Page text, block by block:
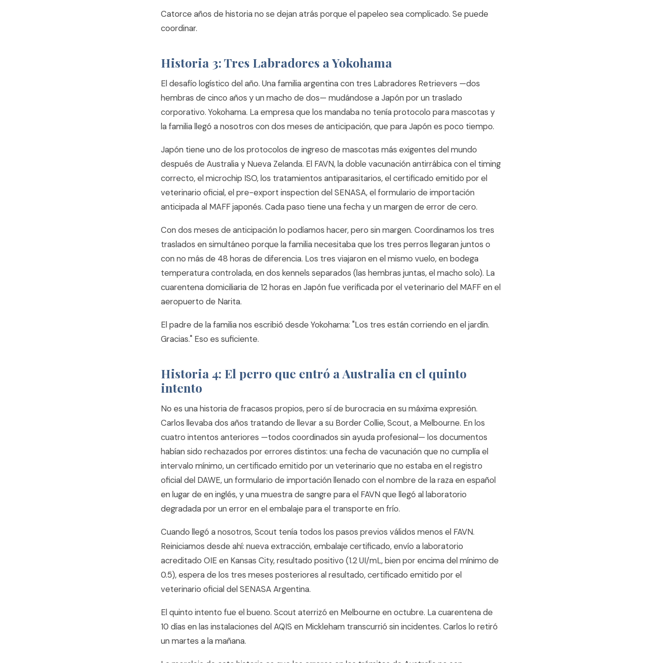
Catorce años de historia no se dejan atrás porque el papeleo sea complicado. Se puede
coordinar.
Historia 3: Tres Labradores a Yokohama
El desafío logístico del año. Una familia argentina con tres Labradores Retrievers —dos
hembras de cinco años y un macho de dos— mudándose a Japón por un traslado
corporativo. Yokohama. La empresa que los mandaba no tenía protocolo para mascotas y
la familia llegó a nosotros con dos meses de anticipación, que para Japón es poco tiempo.
Japón tiene uno de los protocolos de ingreso de mascotas más exigentes del mundo
después de Australia y Nueva Zelanda. El FAVN, la doble vacunación antirrábica con el timing
correcto, el microchip ISO, los tratamientos antiparasitarios, el certificado emitido por el
veterinario oficial, el pre-export inspection del SENASA, el formulario de importación
anticipada al MAFF japonés. Cada paso tiene una fecha y un margen de error de cero.
Con dos meses de anticipación lo podíamos hacer, pero sin margen. Coordinamos los tres
traslados en simultáneo porque la familia necesitaba que los tres perros llegaran juntos o
con no más de 48 horas de diferencia. Los tres viajaron en el mismo vuelo, en bodega
temperatura controlada, en dos kennels separados (las hembras juntas, el macho solo). La
cuarentena domiciliaria de 12 horas en Japón fue verificada por el veterinario del MAFF en el
aeropuerto de Narita.
El padre de la familia nos escribió desde Yokohama: "Los tres están corriendo en el jardín.
Gracias." Eso es suficiente.
Historia 4: El perro que entró a Australia en el quinto
intento
No es una historia de fracasos propios, pero sí de burocracia en su máxima expresión.
Carlos llevaba dos años tratando de llevar a su Border Collie, Scout, a Melbourne. En los
cuatro intentos anteriores —todos coordinados sin ayuda profesional— los documentos
habían sido rechazados por errores distintos: una fecha de vacunación que no cumplía el
intervalo mínimo, un certificado emitido por un veterinario que no estaba en el registro
oficial del DAWE, un formulario de importación llenado con el nombre de la raza en español
en lugar de en inglés, y una muestra de sangre para el FAVN que llegó al laboratorio
degradada por un error en el embalaje para el transporte en frío.
Cuando llegó a nosotros, Scout tenía todos los pasos previos válidos menos el FAVN.
Reiniciamos desde ahí: nueva extracción, embalaje certificado, envío a laboratorio
acreditado OIE en Kansas City, resultado positivo (1.2 UI/mL, bien por encima del mínimo de
0.5), espera de los tres meses posteriores al resultado, certificado emitido por el
veterinario oficial del SENASA Argentina.
El quinto intento fue el bueno. Scout aterrizó en Melbourne en octubre. La cuarentena de
10 días en las instalaciones del AQIS en Mickleham transcurrió sin incidentes. Carlos lo retiró
un martes a la mañana.